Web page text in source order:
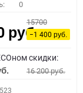
0
руб.
15700
−1 400руб.
скидки:
16 200руб.